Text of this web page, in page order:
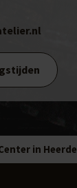
in Heerde